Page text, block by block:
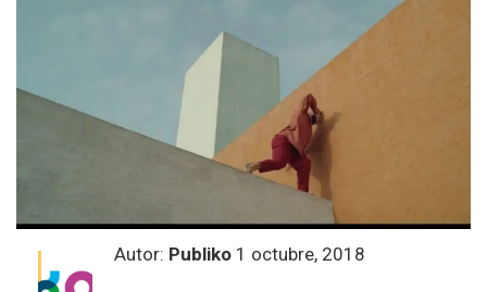
Autor: Publiko 1 octubre, 2018